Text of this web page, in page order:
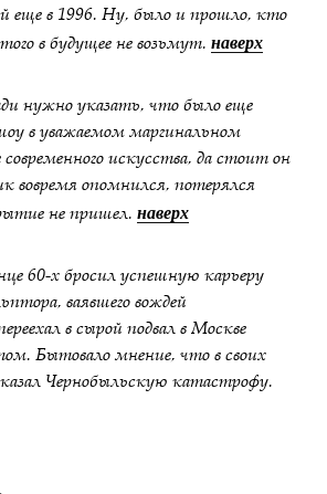
еще в 1996. Ну, было и прошло, кто
в будущее не возьмут.наверх
нужно указать, что было еще
в уважаемом маргинальном
искусства, да стоит он
вовремя опомнился, потерялся
не пришел.наверх
60-х бросил успешную карьеру
ваявшего вождей
в сырой подвал в Москве
Бытовало мнение, что в своих
Чернобыльскую катастрофу.